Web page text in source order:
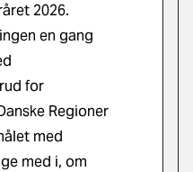
2026.
en gang
for
Regioner
med
med i, om